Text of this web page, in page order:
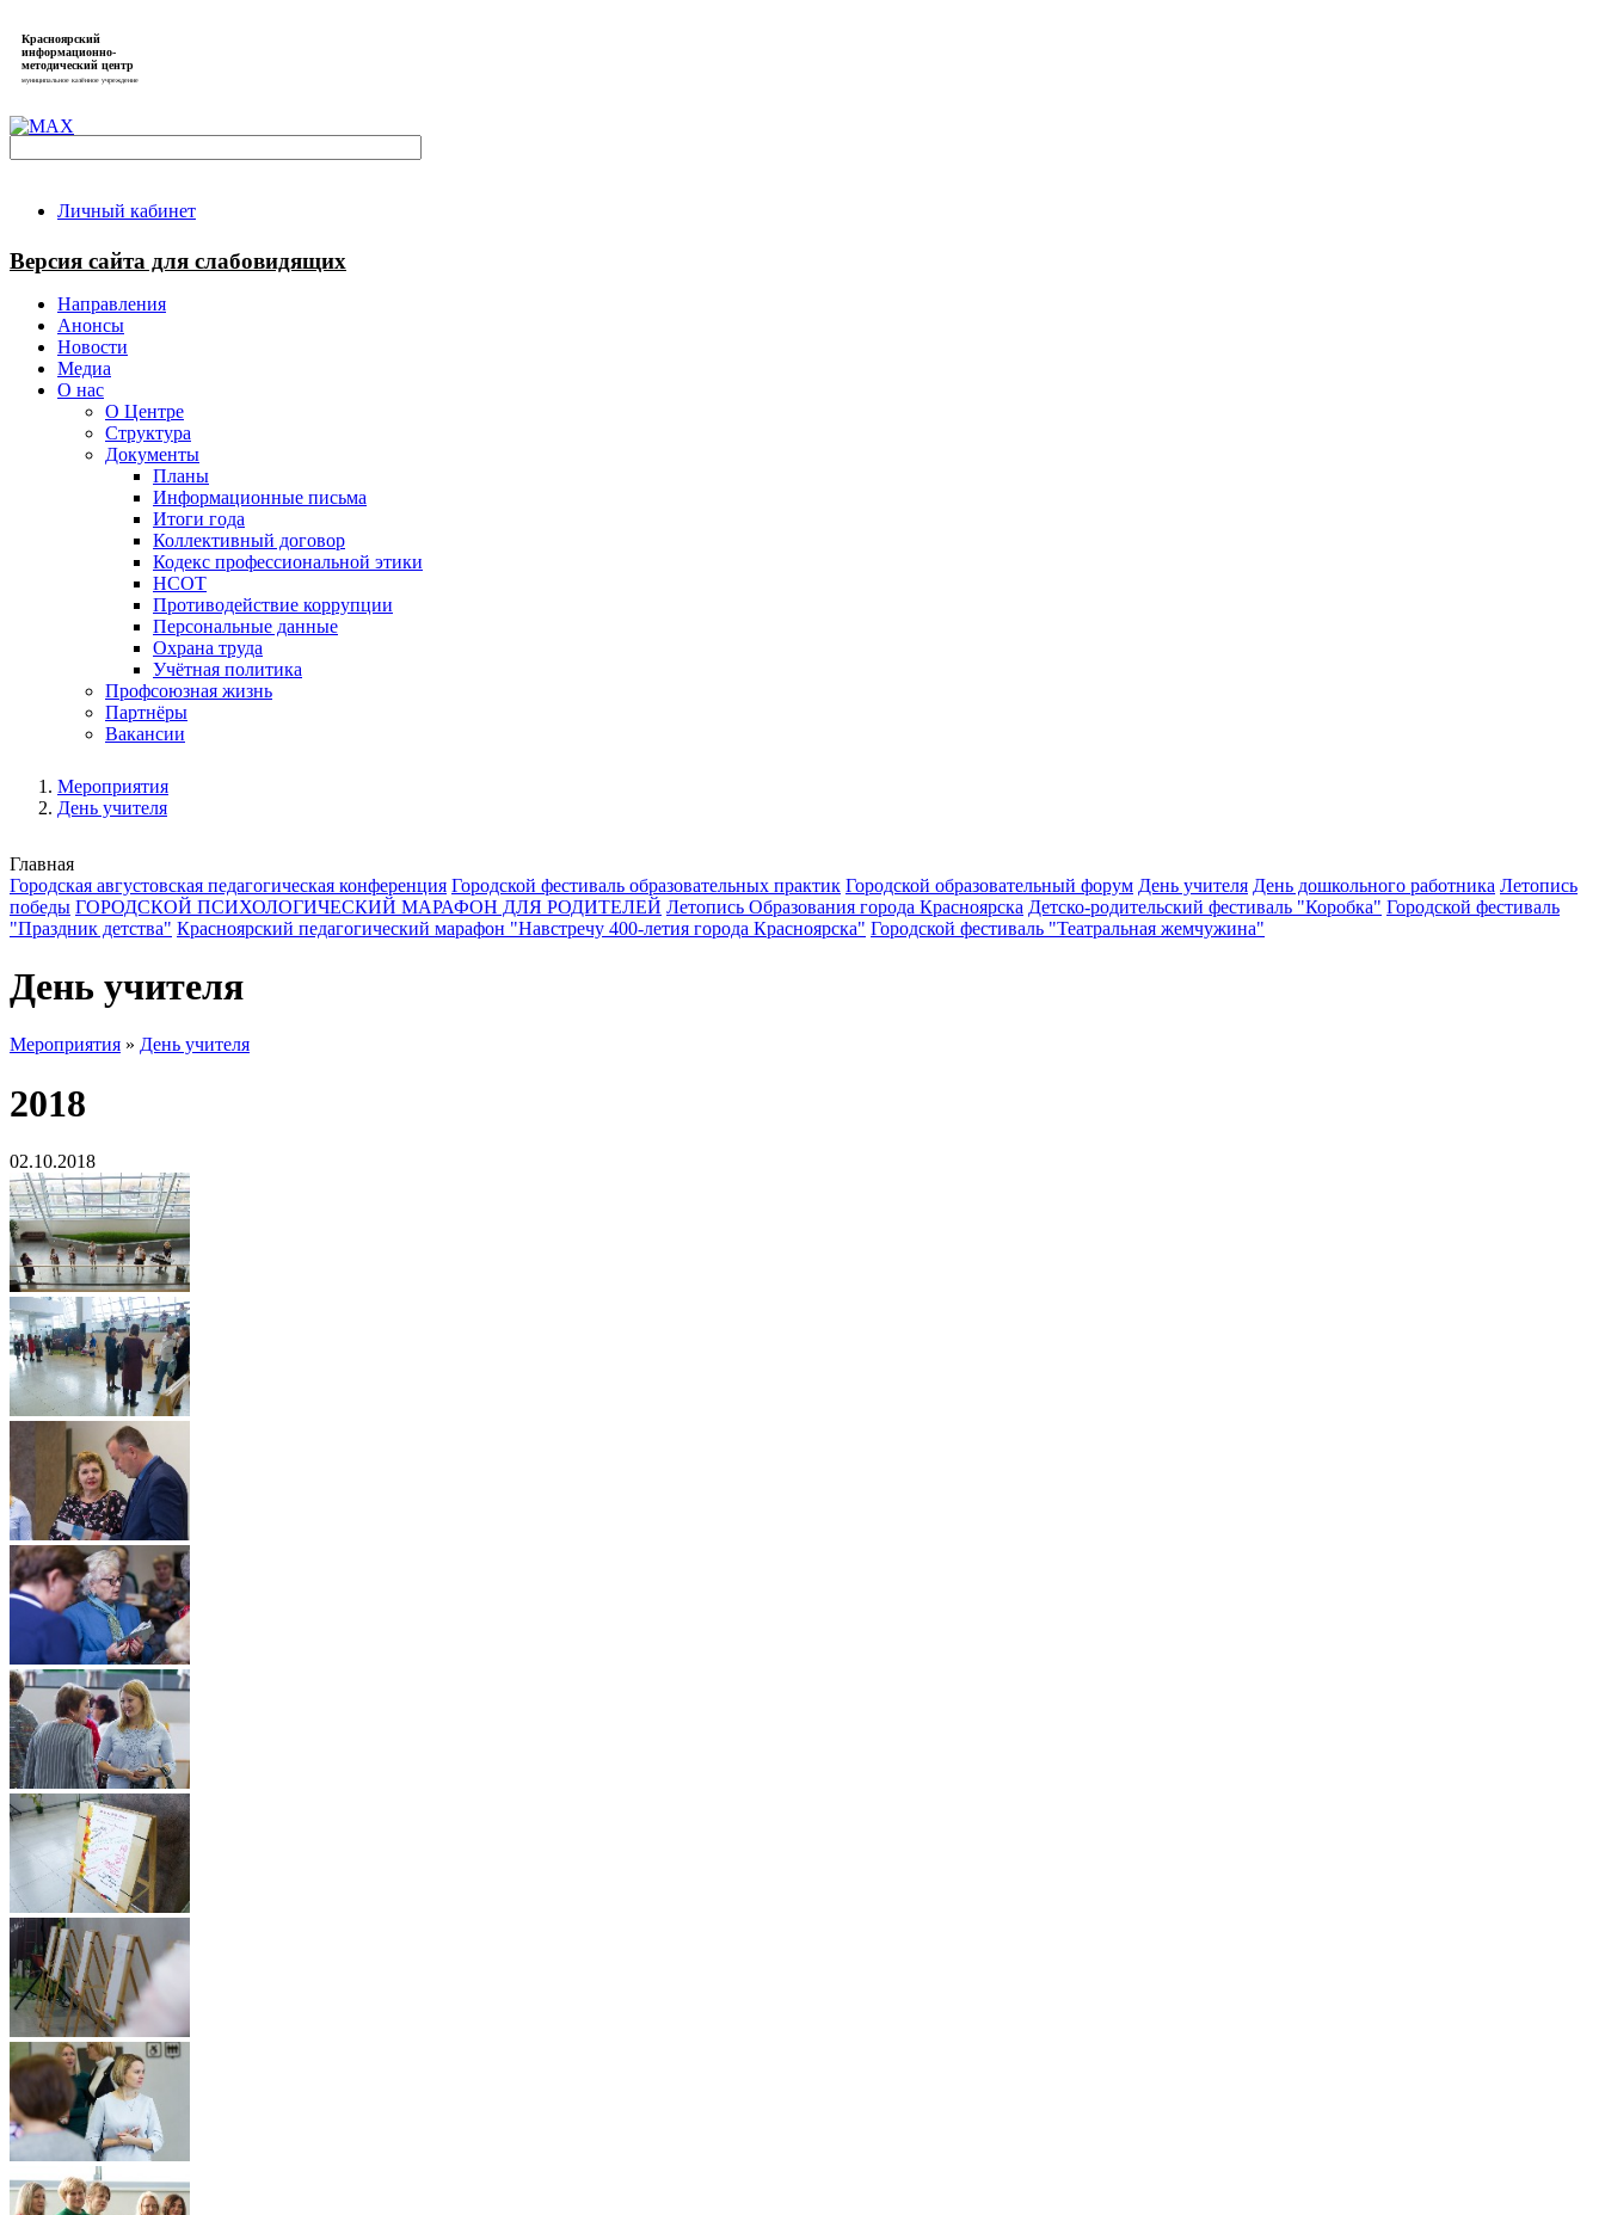
Красноярский
информационно-
методический центр
муниципальное казённое учреждение
Личный кабинет
Версия сайта для слабовидящих
Направления
Анонсы
Новости
Медиа
О нас
О Центре
Структура
Документы
Планы
Информационные письма
Итоги года
Коллективный договор
Кодекс профессиональной этики
НСОТ
Противодействие коррупции
Персональные данные
Охрана труда
Учётная политика
Профсоюзная жизнь
Партнёры
Вакансии
Мероприятия
День учителя
Главная
Городская августовская педагогическая конференция Городской фестиваль образовательных практик Городской образовательный форум День учителя День дошкольного работника Летопись
победы ГОРОДСКОЙ ПСИХОЛОГИЧЕСКИЙ МАРАФОН ДЛЯ РОДИТЕЛЕЙ Летопись Образования города Красноярска Детско-родительский фестиваль "Коробка" Городской фестиваль
"Праздник детства" Красноярский педагогический марафон "Навстречу 400-летия города Красноярска" Городской фестиваль "Театральная жемчужина"
День учителя
Мероприятия » День учителя
2018
02.10.2018